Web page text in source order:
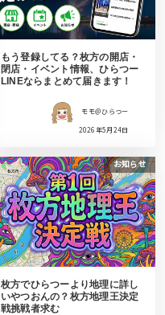
もう登録してる？枚方の開店・
閉店・イベント情報、ひらつー
LINEならまとめて届きます！
モモ＠ひらつー
2026年5月24日
お知らせ
枚方でひらつーより地理に詳し
いやつおんの？枚方地理王決定
戦挑戦者求む